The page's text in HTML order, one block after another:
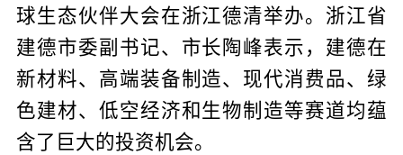
球生态伙伴大会在浙江德清举办。浙江省
建德市委副书记、市长陶峰表示，建德在
新材料、高端装备制造、现代消费品、绿
色建材、低空经济和生物制造等赛道均蕴
含了巨大的投资机会。